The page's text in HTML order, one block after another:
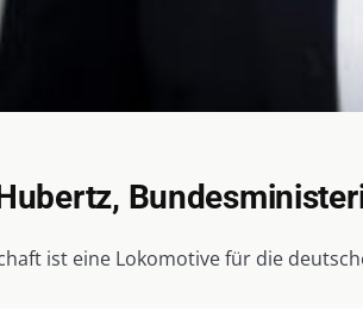
ist eine Lokomotive für die